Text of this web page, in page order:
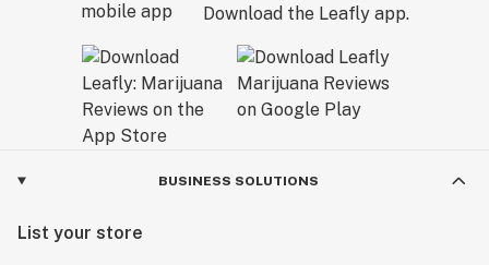
Download the Leafly app.
BUSINESS SOLUTIONS
List your store